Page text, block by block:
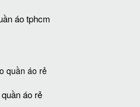
áo tphcm
áo rẻ